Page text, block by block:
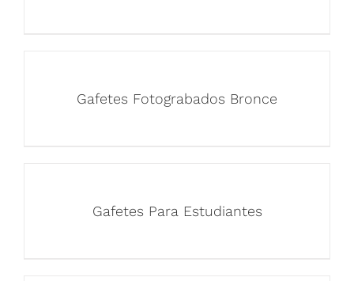
Gafetes Fotograbados Bronce
Gafetes Para Estudiantes